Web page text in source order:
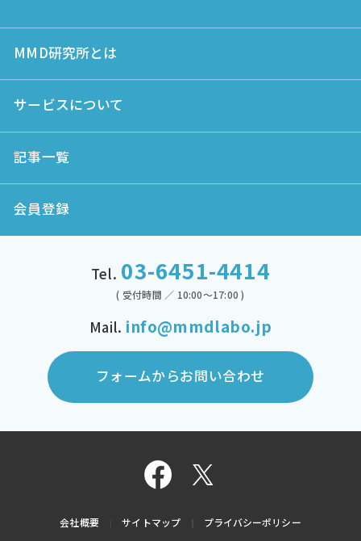
MMD研究所とは
サービスについて
記事一覧
会員登録
Tel. 03-6451-4414
( 受付時間 ／ 10:00～17:00 )
Mail. info@mmdlabo.jp
フォームからお問い合わせ
会社概要 サイトマップ プライバシーポリシー